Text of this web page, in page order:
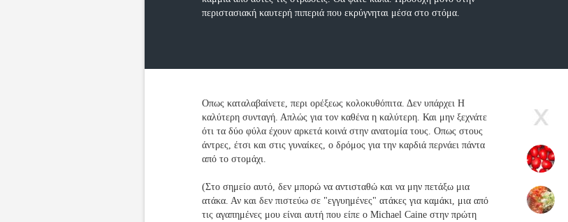
περιστασιακή καυτερή πιπεριά που εκρύγνηται μέσα στο στόμα.
Οπως καταλαβαίνετε, περι ορέξεως κολοκυθόπιτα. Δεν υπάρχει Η
καλύτερη συνταγή. Απλώς για τον καθένα η καλύτερη. Και μην ξεχνάτε
ότι τα δύο φύλα έχουν αρκετά κοινά στην ανατομία τους. Οπως στους
άντρες, έτσι και στις γυναίκες, ο δρόμος για την καρδιά περνάει πάντα
από το στομάχι.
(Στο σημείο αυτό, δεν μπορώ να αντισταθώ και να μην πετάξω μια
ατάκα. Αν και δεν πιστεύω σε "εγγυημένες" ατάκες για καμάκι, μια από
τις αγαπημένες μου είναι αυτή που είπε ο Michael Caine στην πρώτη